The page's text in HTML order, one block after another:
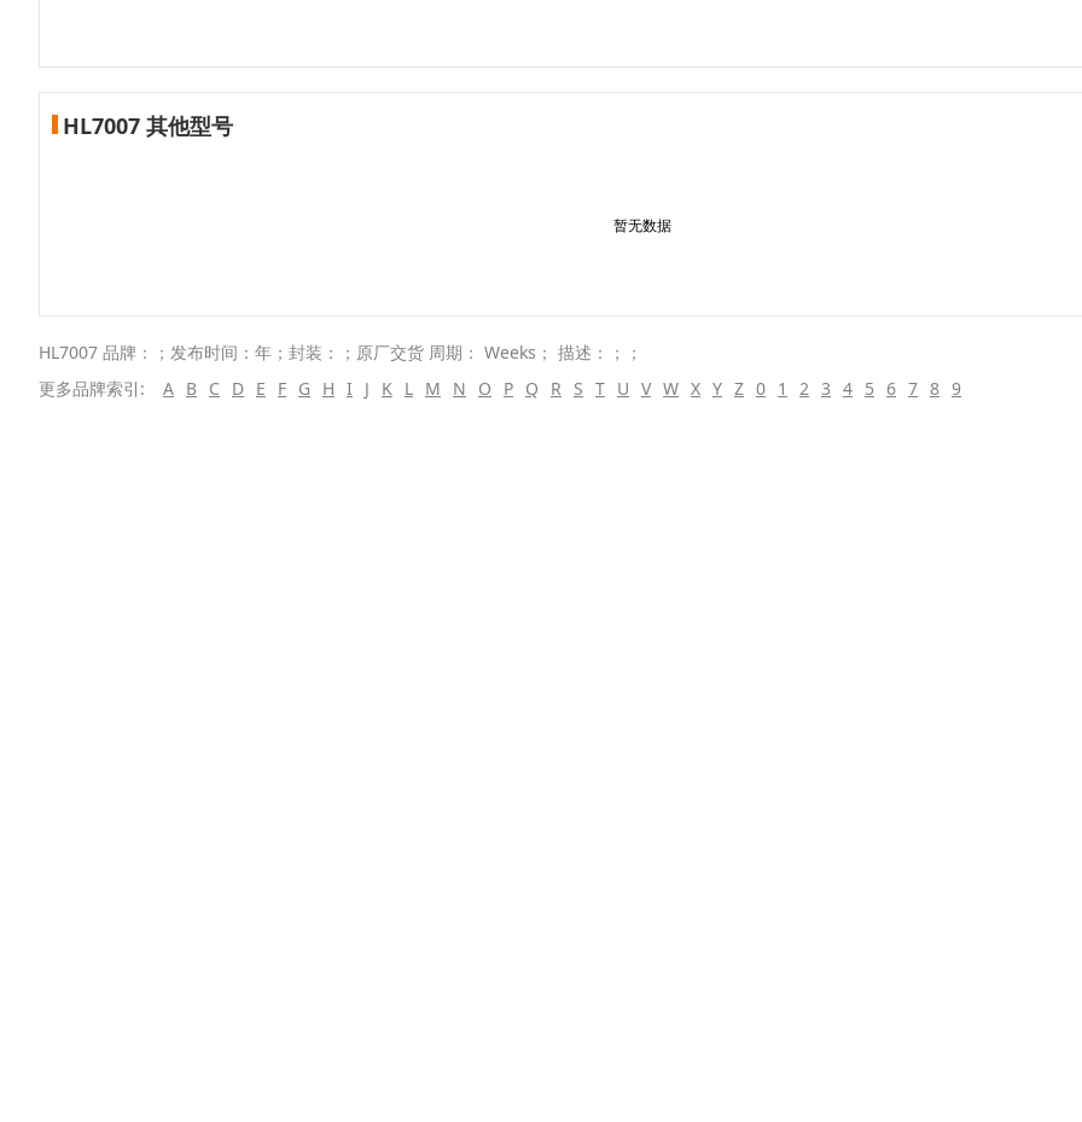
HL7007 其他型号
暂无数据
HL7007 品牌：；发布时间：年；封装：；原厂交货 周期： Weeks； 描述：；；
更多品牌索引:
A B C D E F G H I J K L M N O P Q R S T U V W X Y Z 0 1 2 3 4 5 6 7 8 9